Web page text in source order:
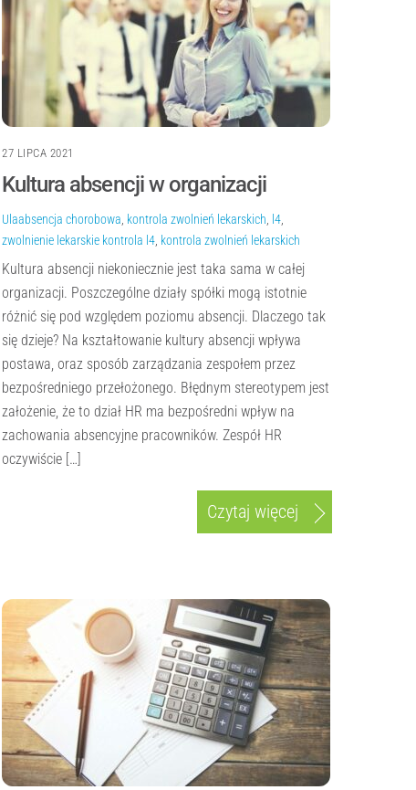
27 LIPCA 2021
Kultura absencji w organizacji
Ulaabsencja chorobowa, kontrola zwolnień lekarskich, l4,
zwolnienie lekarskie kontrola l4, kontrola zwolnień lekarskich
Kultura absencji niekoniecznie jest taka sama w całej
organizacji. Poszczególne działy spółki mogą istotnie
różnić się pod względem poziomu absencji. Dlaczego tak
się dzieje? Na kształtowanie kultury absencji wpływa
postawa, oraz sposób zarządzania zespołem przez
bezpośredniego przełożonego. Błędnym stereotypem jest
założenie, że to dział HR ma bezpośredni wpływ na
zachowania absencyjne pracowników. Zespół HR
oczywiście […]
Czytaj więcej